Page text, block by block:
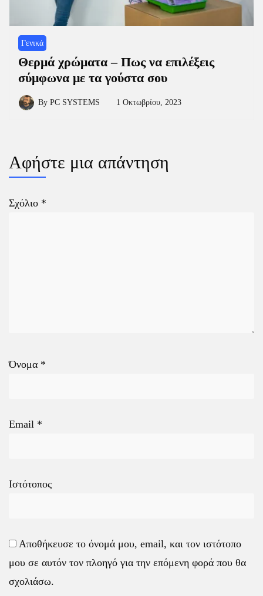
Γενικά
Θερμά χρώματα – Πως να επιλέξεις
σύμφωνα με τα γούστα σου
By PC SYSTEMS 1 Οκτωβρίου, 2023
Αφήστε μια απάντηση
Σχόλιο *
Όνομα *
Email *
Ιστότοπος
Αποθήκευσε το όνομά μου, email, και τον ιστότοπο
μου σε αυτόν τον πλοηγό για την επόμενη φορά που θα
σχολιάσω.